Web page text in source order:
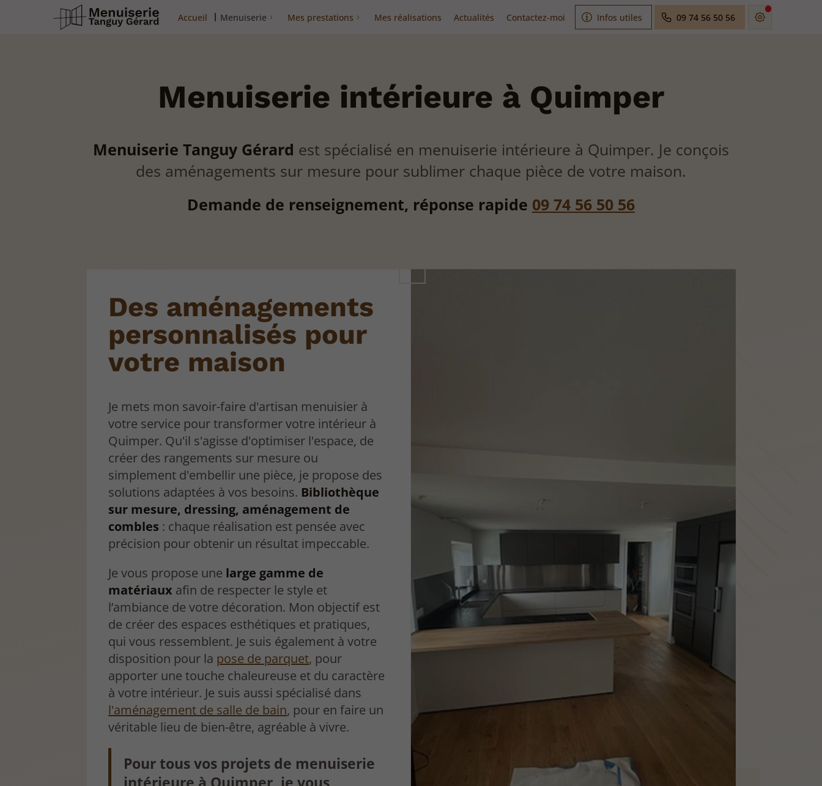
Accueil Menuiserie Mes prestations Mes réalisations Actualités Contactez-moi Infos utiles 09 74 56 50 56
Menuiserie intérieure à Quimper
Menuiserie Tanguy Gérard est spécialisé en menuiserie intérieure à Quimper. Je conçois
des aménagements sur mesure pour sublimer chaque pièce de votre maison.
Demande de renseignement, réponse rapide 09 74 56 50 56
Des aménagements
personnalisés pour
votre maison
Je mets mon savoir-faire d'artisan menuisier à
votre service pour transformer votre intérieur à
Quimper. Qu'il s'agisse d'optimiser l'espace, de
créer des rangements sur mesure ou
simplement d'embellir une pièce, je propose des
solutions adaptées à vos besoins. Bibliothèque
sur mesure, dressing, aménagement de
combles : chaque réalisation est pensée avec
précision pour obtenir un résultat impeccable.
Je vous propose une large gamme de
matériaux afin de respecter le style et
l’ambiance de votre décoration. Mon objectif est
de créer des espaces esthétiques et pratiques,
qui vous ressemblent. Je suis également à votre
disposition pour la pose de parquet, pour
apporter une touche chaleureuse et du caractère
à votre intérieur. Je suis aussi spécialisé dans
l'aménagement de salle de bain, pour en faire un
véritable lieu de bien-être, agréable à vivre.
Pour tous vos projets de menuiserie